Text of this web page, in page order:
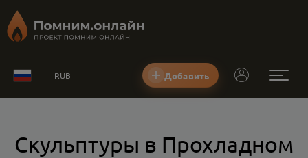
RUB Добавить
Скульптуры в Прохладном